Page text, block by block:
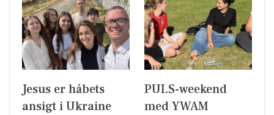
Jesus er håbets
ansigt i Ukraine
PULS-weekend
med YWAM